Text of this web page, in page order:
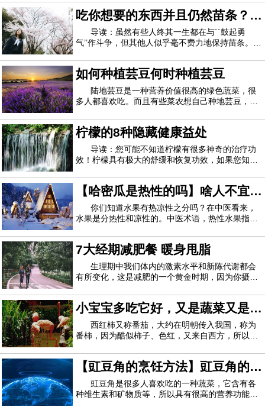
斑鱼做法与一般的红烧肉啊什么的有些小小的区
别，比如不能放太多的佐料。接下来呢我们也不啰
嗦了，马上呈现最好吃的红烧石斑鱼做法给各位
吃你想要的东西并且仍然苗条？谢
谢你的基因
导读：虽然有些人终其一生都在与``鼓起勇
气’’作斗争，但其他人似乎毫不费力地保持苗条。现
报道，某些DNA有助于决定体重增加对人是否是一
种折磨。研究负责人萨达夫法鲁奇（Sadaf
Farooqi）表示：“ 急于做出判断并批评人们的体
如何种植芸豆何时种植芸豆
陆地芸豆是一种营养价值很高的绿色蔬菜，很
多人都喜欢吃。而且有些菜农想自己种地芸豆，还
让大家知道如何种植陆地芸豆，什么时候种植好。
地芸豆怎么种 1.种植芸豆时，先将芸豆种子发芽，
用清水浸泡，然后放入干净的容器中，去除
柠檬的8种隐藏健康益处
导读：您可能不知道柠檬有很多神奇的治疗功
效！柠檬具有极大的舒缓和恢复功效，如果您知道
多种益处。但是许多人仍然不知道这种柑橘类水果
还有无数其他有益的特性。柠檬有一些神奇的家庭
疗法，您可以尝试解决不同的问题。让我们一
【哈密瓜是热性的吗】啥人不宜吃
哈密瓜 哈密瓜适合啥季节吃
你们知道水果有热凉性之分吗？在中医看来，
水果是分热性和凉性的。中医术语，热性水果指的
热性的吗？啥人不宜吃热性的水果？下面妈网一一
为你们解答。哈密瓜是热性的吗热性水果指的是热
量高、糖分高的水果。石榴、荔枝、榴莲、木
7大经期减肥餐 暖身甩脂
生理期中我们体内的激素水平和新陈代谢都会
有所变化，这是减肥的一个黄金时期，因为你摄入
不会造成肥胖，那么现在就让介绍7款热门的经期
减肥食谱给你，让你在经期也能轻松减肥。一、凉
拌海带原料：海带、蒜泥、葱末、盐、糖、酱
小宝宝多吃它好，又是蔬菜又是水
西红柿又称番茄，大约在明朝传入我国，称为
番柿，因为酷似柿子、色红，又来自西方，所以又
宜食的营养食品。 西红柿含有丰富的营养，包括矿
物质、维生素、碳水化合物、有机酸及少量的蛋白
质。它所含的维生素A原，在人体内可以转化
【豇豆角的烹饪方法】豇豆角的烹
饪技巧 豇豆角的营养功能
豇豆角是很多人喜欢吃的一种蔬菜，它含有各
种维生素和矿物质等，所以具有很高的营养功能